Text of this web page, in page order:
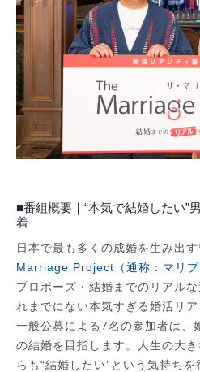
■番組概要｜“本気で結婚したい”
着
日本で最も多くの成婚を生み出
Marriage Project（通称：マリプ
プロポーズ・結婚までのリアル
れまでにない本気すぎる婚活リア
一般公募による7名の参加者は、
の結婚を目指します。人生の大
らも“結婚したい”という気持ち